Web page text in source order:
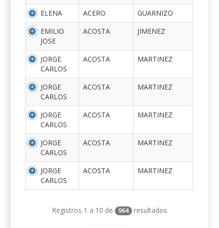
ELENA ACERO
GUARNIZO
EMILIO
JOSE
ACOSTA JIMENEZ
JORGE
CARLOS
ACOSTA MARTINEZ
JORGE
CARLOS
ACOSTA MARTINEZ
JORGE
CARLOS
ACOSTA MARTINEZ
JORGE
CARLOS
ACOSTA MARTINEZ
JORGE
CARLOS
ACOSTA MARTINEZ
Registros 1 a 10 de 964 resultados